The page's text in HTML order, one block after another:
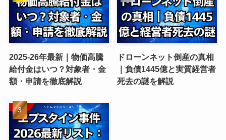
2025-26年最新｜物価高騰
給付金はいつ？対象者・金
額・申請を徹底解説
ドローンネット倒産の真相
｜負債1445億と実質経営者
死去の謎を解説